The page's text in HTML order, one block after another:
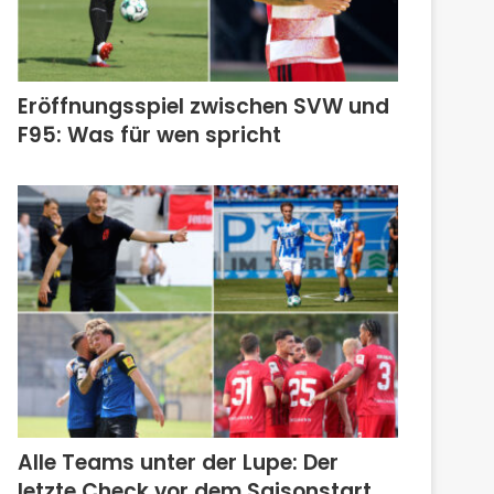
Eröffnungsspiel zwischen SVW und
F95: Was für wen spricht
Alle Teams unter der Lupe: Der